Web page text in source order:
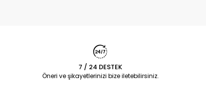
7 / 24 DESTEK
Öneri ve şikayetlerinizi bize iletebilirsiniz.